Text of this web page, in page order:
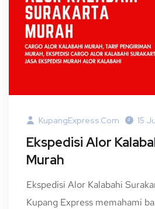
KupangExpress.com 15
Ekspedisi Alor
Murah
Ekspedisi Alor Kalabahi
Kupang Express memahami